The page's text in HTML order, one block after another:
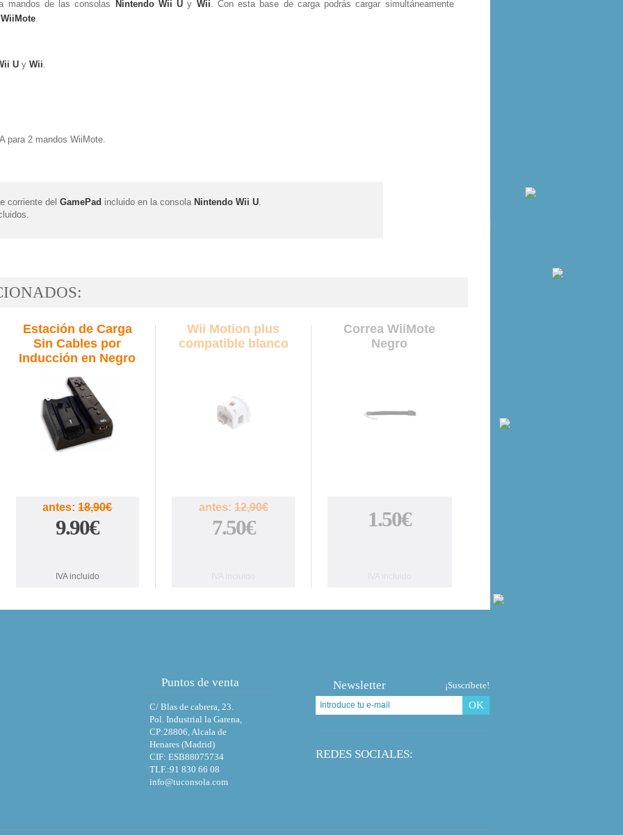
mandos de las consolas Nintendo Wii Uy Wii . Con esta base de carga podrás cargar simultáneamente
WiiMote.
U y Wii
para 2 mandos WiiMote.
corriente del GamePad incluido en la consola Nintendo Wii U.
48%
Estación de Carga
Sin Cables por
Inducción en Negro
antes:18,90€
9.90€
IVA incluido
Wii Motion plus
compatible blanco
antes:12,90€
7.50€
Correa WiiMote
Negro
1.50€
Puntos de venta
C/ Blas de cabrera, 23.
Pol. Industrial la Garena,
CP:28806, Alcala de
Henares (Madrid)
CIF: ESB88075734
TLF.:91 830 66 08
info@tuconsola.com
Newsletter ¡Suscríbete!
OK
REDES SOCIALES: